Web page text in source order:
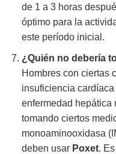
de 1 a 3 horas
óptimo para la
este período inicial.
¿Quién no debería
Hombres con ciertas
insuficiencia
enfermedad hepática
tomando ciertos
monoaminooxidasa
deben usar Poxet.